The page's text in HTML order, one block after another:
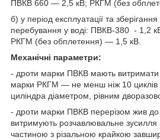
ПВКВ 660 — 2,5 кВ; РКГМ (без
б) у період експлуатації та
перебування у воді: ПВКВ-380 - 1,2
РКГМ (без обплетення) — 1,5 кВ.
Механічні параметри:
- дроти марки ПВКВ мають
марки РКГМ — не менш ніж 10 циклів
циліндра діаметром, рівним
- дроти марки ПВКВ перерізом жив
витримують розчавлювальне зусилля
частиною з різальною крайкою